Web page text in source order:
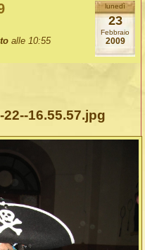
lunedì
23
Febbraio
2009
alle 10:55
16.55.57.jpg